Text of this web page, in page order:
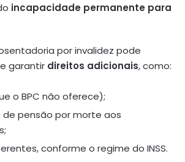
incapacidade permanente para
por invalidez pode
e garantir direitos adicionais, como:
o BPC não oferece);
de pensão por morte aos
conforme o regime do INSS.